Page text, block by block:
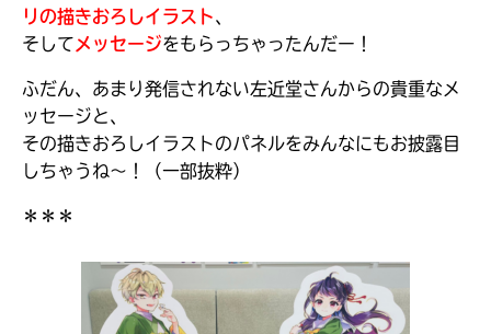
リの描きおろしイラスト、
そして メッセージをもらっちゃったんだー！
ふだん、あまり発信されない左近堂さんからの貴重なメ
ッセージと、
その描きおろしイラストのパネルをみんなにもお披露目
しちゃうね～！（一部抜粋）
＊＊＊